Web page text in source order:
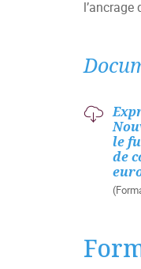
le
de